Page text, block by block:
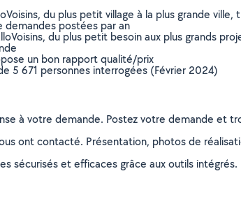
du plus petit village à la plus grande ville,
demandes postées par an
du plus petit besoin aux plus grands
un bon rapport qualité/prix
5 671 personnes interrogées (Février 2024)
à votre demande. Postez votre demande et
ont contacté. Présentation, photos de
sécurisés et efficaces grâce aux outils intégrés.